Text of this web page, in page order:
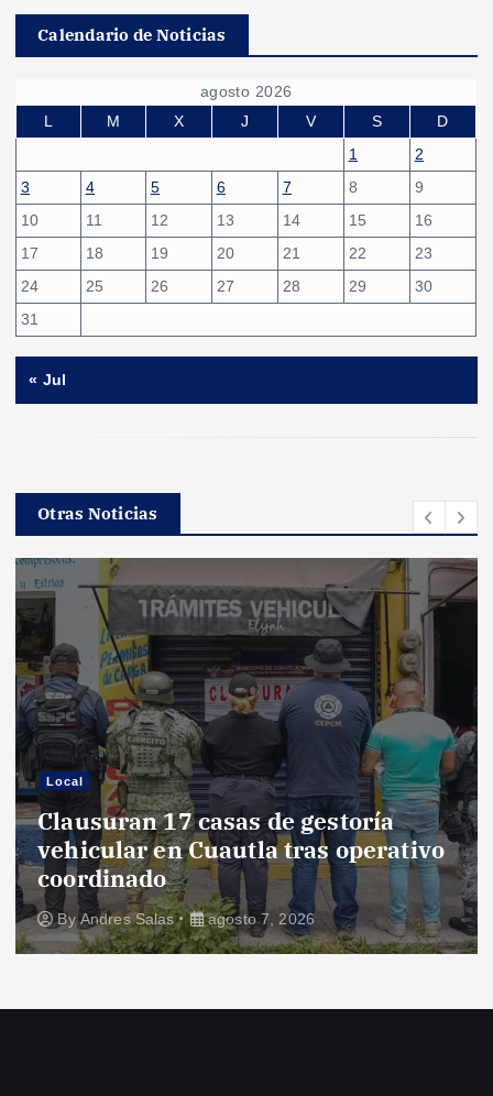
Calendario de Noticias
agosto 2026
L
M X J V S
D
1
2
3
4 5 6 7 8
9
10
11 12 13 14 15
16
17
18 19 20 21 22
23
24
25 26 27 28 29
30
31
« Jul
Otras Noticias
Local
Clausuran 17 casas de gestoría
vehicular en Cuautla tras operativo
coordinado
ByAndres Salas agosto 7, 2026